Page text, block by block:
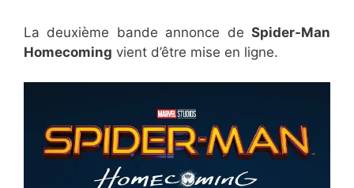
La deuxième bande annonce de Spider-Man
Homecoming vient d’être mise en ligne.